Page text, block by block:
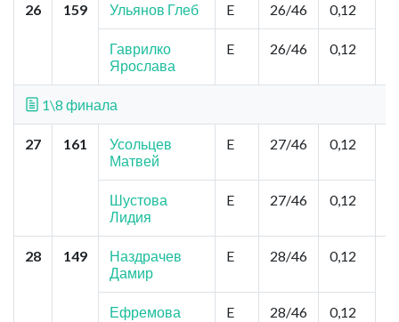
26 159 Ульянов Глеб E 26/46 0,12
Гаврилко
Ярослава
E 26/46 0,12
1\8 финала
27 161
Усольцев
Матвей
E 27/46 0,12
Шустова
Лидия
E 27/46 0,12
28 149
Наздрачев
Дамир
E 28/46 0,12
Ефремова
E 28/46 0,12